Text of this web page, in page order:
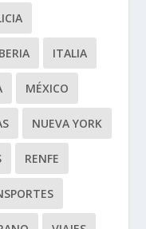
ITALIA
MÉXICO
NUEVA YORK
RENFE